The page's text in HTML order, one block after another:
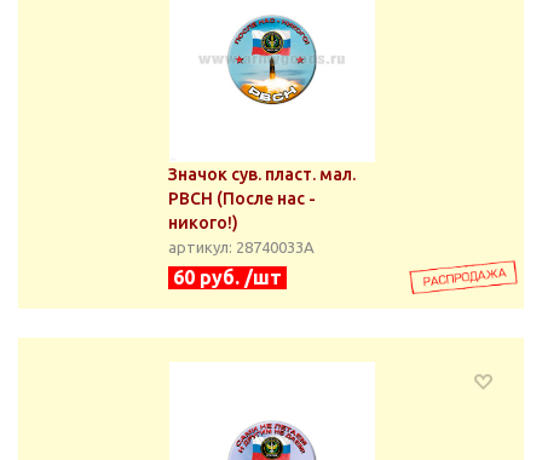
Значок сув. пласт. мал.
РВСН (После нас -
никого!)
артикул: 28740033А
60 руб. /шт